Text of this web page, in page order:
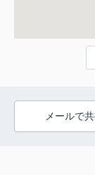
メールで